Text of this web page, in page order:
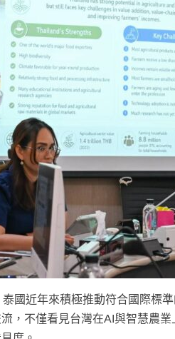
國近年來積極推動符合國際標
，不僅看見台灣在AI與智慧農